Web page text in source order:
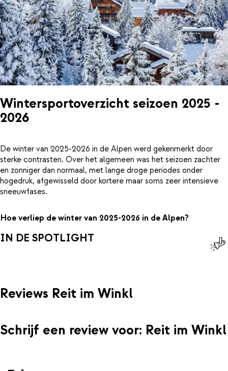
Wintersportoverzicht seizoen 2025 -
2026
De winter van 2025-2026 in de Alpen werd gekenmerkt door
sterke contrasten. Over het algemeen was het seizoen zachter
en zonniger dan normaal, met lange droge periodes onder
hogedruk, afgewisseld door kortere maar soms zeer intensieve
sneeuwfases.
Hoe verliep de winter van 2025-2026 in de Alpen?
IN DE SPOTLIGHT
Reviews Reit im Winkl
Schrijf een review voor: Reit im Winkl